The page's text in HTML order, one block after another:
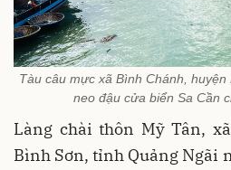
Tàu câu mực xã Bình Chánh,
neo đậu cửa biển Sa Cần
Làng chài thôn Mỹ Tân,
Bình Sơn, tỉnh Quảng Ngãi